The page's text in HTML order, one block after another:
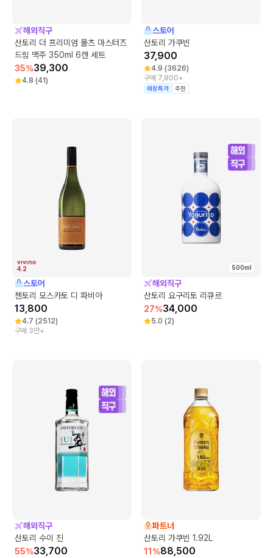
해외직구
산토리 더 프리미엄 몰츠 마스터즈
드림 맥주 350ml 6캔 세트
35%39,300
4.8 (41)
스토어
산토리 가쿠빈
37,900
4.9 (3626)
구매 7,800+
매장특가 추천
4.2
스토어
첸토리 모스카토 디 파비아
13,800
4.7 (2512)
구매 3만+
500ml
해외직구
산토리 요구리토 리큐르
27%34,000
5.0 (2)
해외직구
산토리 수이 진
55%33,700
파트너
산토리 가쿠빈 1.92L
11 %88,500